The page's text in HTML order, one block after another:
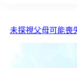
未探視父母可能喪